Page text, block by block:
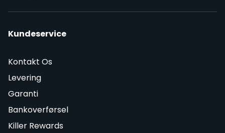
Kundeservice
Kontakt Os
Levering
Garanti
Bankoverførsel
Killer Rewards